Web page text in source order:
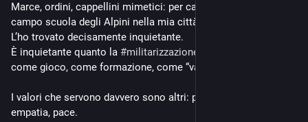
Marce, ordini, cappellini mimetici: per caso ho assistito a un
campo scuola degli Alpini nella mia città.
L’ho trovato decisamente inquietante.
È inquietante quanto la #militarizzazione
come gioco, come formazione, come “valori”.
I valori che servono davvero sono altri: pensiero critico,
empatia, pace.